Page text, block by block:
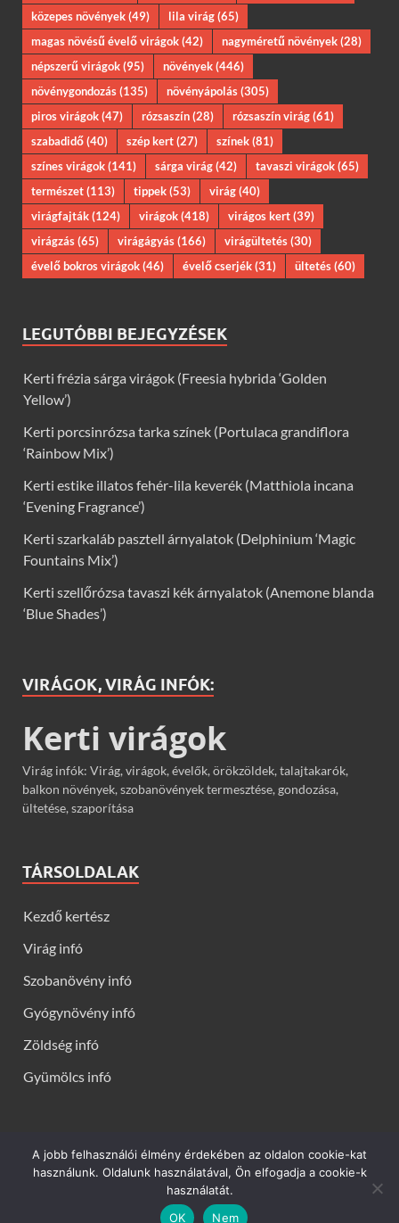
közepes növények(49) lila virág(65)
magas növésű évelő virágok(42) nagyméretű növények(28)
népszerű virágok(95) növények(446)
növénygondozás(135) növényápolás(305)
piros virágok(47) rózsaszín(28) rózsaszín virág(61)
szabadidő(40) szép kert(27) színek(81)
színes virágok(141) sárga virág(42) tavaszi virágok(65)
természet(113) tippek(53) virág(40)
virágfajták(124) virágok(418) virágos kert(39)
virágzás(65) virágágyás(166) virágültetés(30)
évelő bokros virágok(46) évelő cserjék(31) ültetés(60)
LEGUTÓBBI BEJEGYZÉSEK
Kerti frézia sárga virágok (Freesia hybrida ‘Golden
Yellow’)
Kerti porcsinrózsa tarka színek (Portulaca grandiflora
‘Rainbow Mix’)
Kerti estike illatos fehér-lila keverék (Matthiola incana
‘Evening Fragrance’)
Kerti szarkaláb pasztell árnyalatok (Delphinium ‘Magic
Fountains Mix’)
Kerti szellőrózsa tavaszi kék árnyalatok (Anemone blanda
‘Blue Shades’)
VIRÁGOK, VIRÁG INFÓK:
Kerti virágok
Virág infók: Virág, virágok, évelők, örökzöldek, talajtakarók,
balkon növények, szobanövények termesztése, gondozása,
ültetése, szaporítása
TÁRSOLDALAK
Kezdő kertész
Virág infó
Szobanövény infó
Gyógynövény infó
Zöldség infó
Gyümölcs infó
Kerti virágok - Virág infók: Virág, virágok, évelők, örökzöldek,
talajtakarók, balkon növények, szobanövények termesztése,
gondozása, ültetése, szaporítása
A jobb felhasználói élmény érdekében az oldalon cookie-kat
használunk. Oldalunk használatával, Ön elfogadja a cookie-k
használatát.
OK
Nem